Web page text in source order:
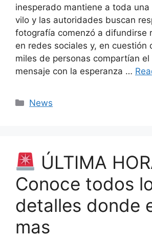
inesperado mantiene a toda
vilo y las autoridades buscan
fotografía comenzó a difundirse
en redes sociales y, en cuestión
miles de personas compartían el
mensaje con la esperanza …
Categories
News
ÚLTIMA
Conoce todos
detalles donde
mas